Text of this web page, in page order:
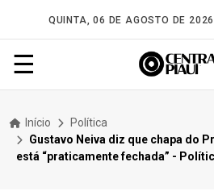
QUINTA, 06 DE AGOSTO DE
☰
Início
Política
Gustavo Neiva diz que chapa do
está “praticamente fechada” -